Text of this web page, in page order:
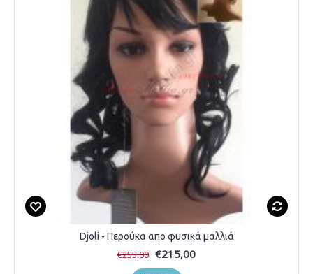
Djoli - Περούκα απο φυσικά μαλλιά
€255,00 €215,00